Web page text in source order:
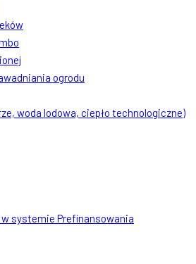
ogrodu
woda lodowa, ciepło technologiczne)
w systemie Prefinansowania